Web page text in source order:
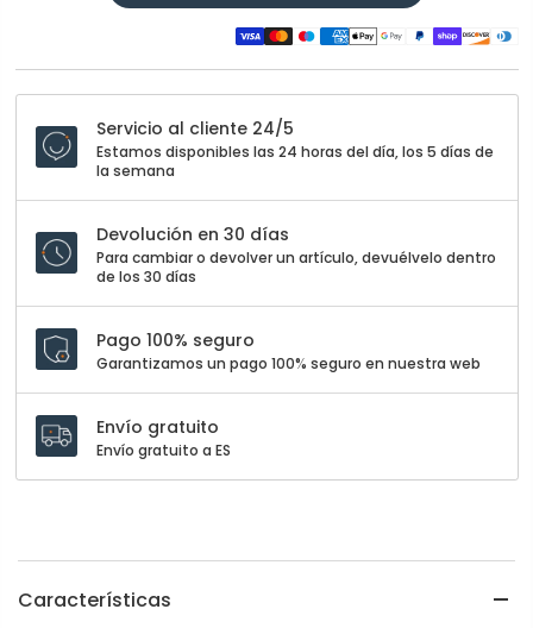
Servicio al cliente 24/5
Estamos disponibles las 24 horas del día, los 5 días de
la semana
Devolución en 30 días
Para cambiar o devolver un artículo, devuélvelo dentro
de los 30 días
Pago 100% seguro
Garantizamos un pago 100% seguro en nuestra web
Envío gratuito
Envío gratuito a ES
Características